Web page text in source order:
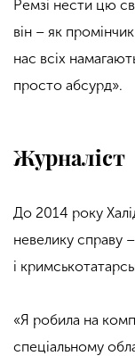
Ремзі нести цю
він – як
нас всіх
просто абсурд».
Журналіст
До 2014 року
невелику справу
і
«Я робила на
спеціальному